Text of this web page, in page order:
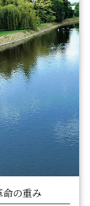
の重み